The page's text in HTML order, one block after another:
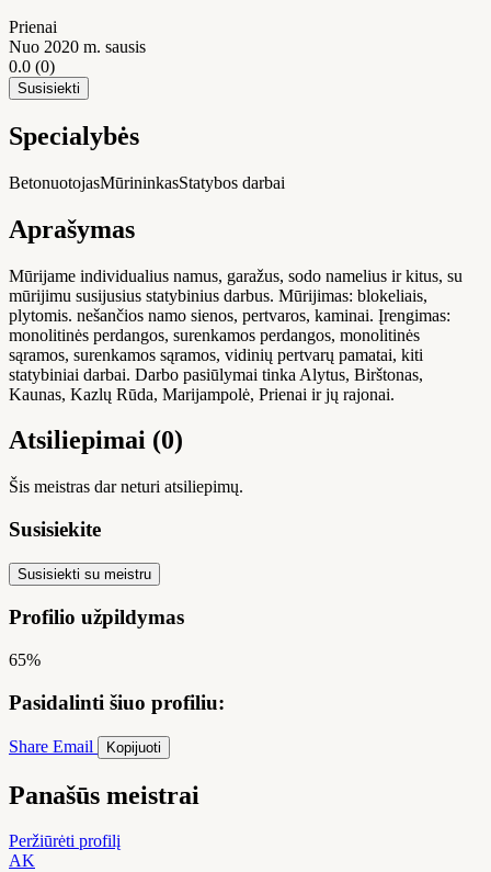
Prienai
Nuo 2020 m. sausis
0.0 (0)
Susisiekti
Specialybės
BetonuotojasMūrininkasStatybos darbai
Aprašymas
Mūrijame individualius namus, garažus, sodo namelius ir kitus, su
mūrijimu susijusius statybinius darbus. Mūrijimas: blokeliais,
plytomis. nešančios namo sienos, pertvaros, kaminai. Įrengimas:
monolitinės perdangos, surenkamos perdangos, monolitinės
sąramos, surenkamos sąramos, vidinių pertvarų pamatai, kiti
statybiniai darbai. Darbo pasiūlymai tinka Alytus, Birštonas,
Kaunas, Kazlų Rūda, Marijampolė, Prienai ir jų rajonai.
Atsiliepimai (0)
Šis meistras dar neturi atsiliepimų.
Susisiekite
Susisiekti su meistru
Profilio užpildymas
65%
Pasidalinti šiuo profiliu:
Share Email Kopijuoti
Panašūs meistrai
Peržiūrėti profilį
AK